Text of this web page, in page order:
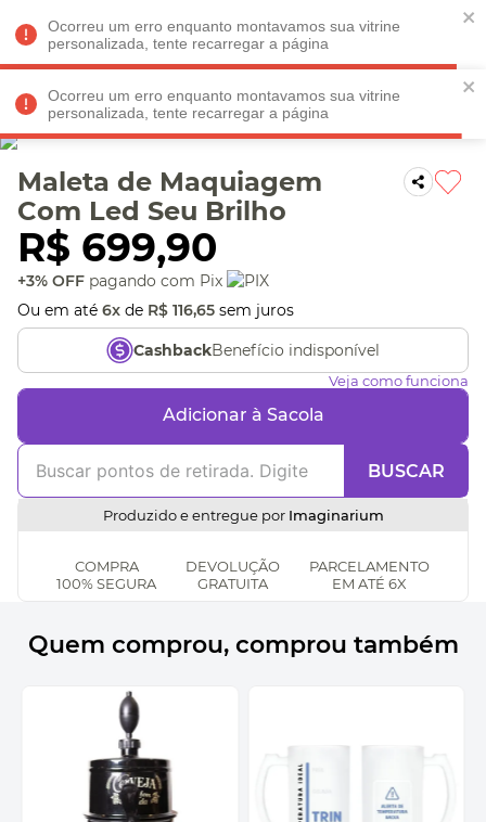
Ocorreu um erro enquanto montavamos sua vitrine
personalizada, tente recarregar a página
Ocorreu um erro enquanto montavamos sua vitrine
personalizada, tente recarregar a página
Faltam REGULAMENTO
Veja produtos perto de você! Informe seu CEP
Maleta de Maquiagem
Com Led Seu Brilho
R$ 699,90
+3% OFF pagando com Pix
Ou em até 6x de R$ 116,65 sem juros
CashbackBenefício indisponível
Veja como funciona
Adicionar à Sacola
BUSCAR
Produzido e entregue por Imaginarium
COMPRA
100% SEGURA
DEVOLUÇÃO
GRATUITA
PARCELAMENTO
EM ATÉ 6X
Quem comprou, comprou também